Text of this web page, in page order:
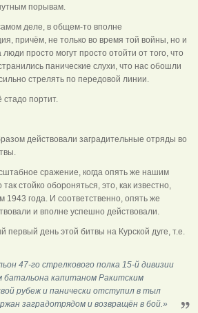
порывам.
деле, в общем-то вполне
причём, не только во время той войны, но и
люди просто могут просто отойти от того, что
панические слухи, что нас обошли
стрелять по передовой линии.
портит.
действовали заградительные отряды во
сражение, когда опять же нашим
стойко обороняться, это, как известно,
1943 года. И соответственно, опять же
и вполне успешно действовали.
первый день этой битвы на Курской дуге, т.е.
47-го стрелкового полка 15-й дивизии
батальона капитаном Ракитским
рубеж и панически отступил в тыл
заградотрядом и возвращён в бой.»